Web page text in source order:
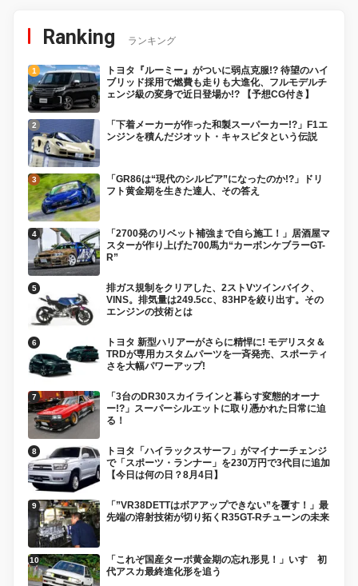
Ranking ランキング
トヨタ『ルーミー』がついに弱点克服!? 待望のハイ
ブリッド採用で燃費も走りも大進化、フルモデルチ
ェンジ級の変身で近日登場か!? 【予想CG付き】
「下着メーカーが作った和製スーパーカー!?」F1エ
ンジンを積んだジオット・キャスピタという伝説
「GR86は“現代のシルビア”になったのか!?」ドリ
フト黄金期を生きた達人、その答え
「2700発のリベット補強まで自ら施工！」居酒屋マ
スターが作り上げた700馬力“カーボンケブラーGT-
R”
排ガス規制をクリアした、2ストVツインバイク、
VINS。排気量は249.5cc、83HPを絞り出す。その
エンジンの技術とは
トヨタ 新型ハリアーがさらに精悍に! モデリスタ＆
TRDが専用カスタムパーツを一斉発売、スポーティ
さを大幅パワーアップ!
「3台のDR30スカイラインと暮らす変態的オーナ
ー!?」スーパーシルエットに取り憑かれた日常に迫
る！
トヨタ「ハイラックスサーフ」がマイナーチェンジ
で「スポーツ・ランナー」を230万円で3代目に追加
【今日は何の日？8月4日】
「”VR38DETTはボアアップできない”を覆す！」最
先端の溶射技術が切り拓くR35GT-Rチューンの未来
「これぞ国産ターボ黄金期の忘れ形見！」いすゞ初
代アスカ最終進化形を追う